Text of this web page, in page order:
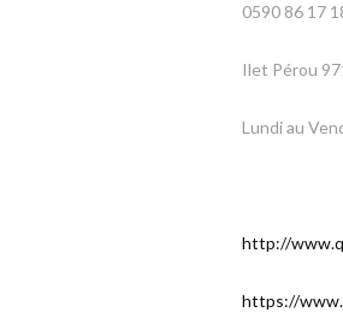
0590 86 17
Ilet Pérou
Lundi au
http://
https://